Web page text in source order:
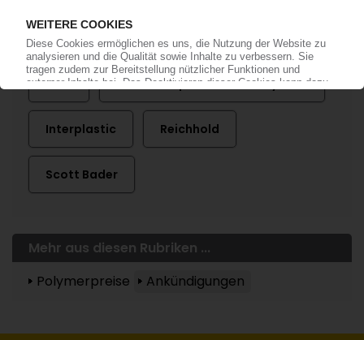
Mehr zu ...
AOC Cook Composites and Polymers
Interplastic Reichhold
Scott Bader
Mehr aus diesen Rubriken ...
Polymerpreise
Ankündigungen